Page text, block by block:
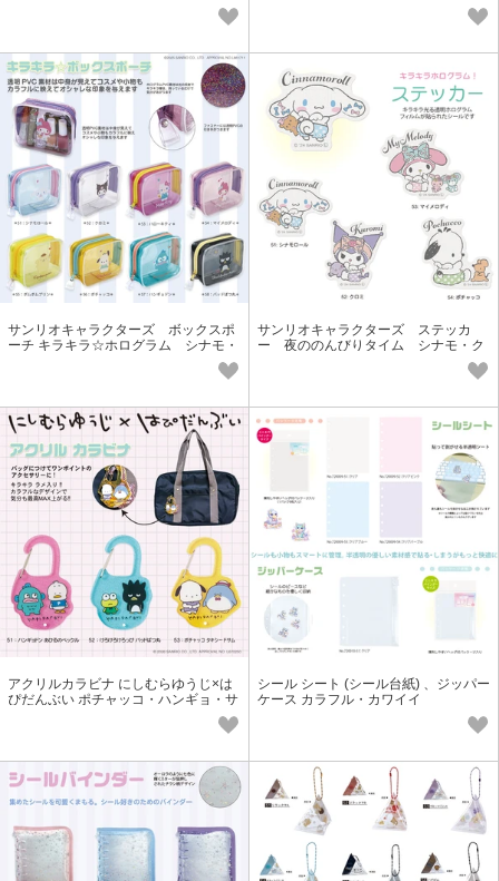
サンリオキャラクターズ ボックスポ
ーチ キラキラ☆ホログラム シナモ・
サンリオキャラクターズ ステッカ
ー 夜ののんびりタイム シナモ・ク
アクリルカラビナ にしむらゆうじ×は
ぴだんぶい ポチャッコ・ハンギョ・サ
シール シート (シール台紙) 、ジッパー
ケース カラフル・カワイイ